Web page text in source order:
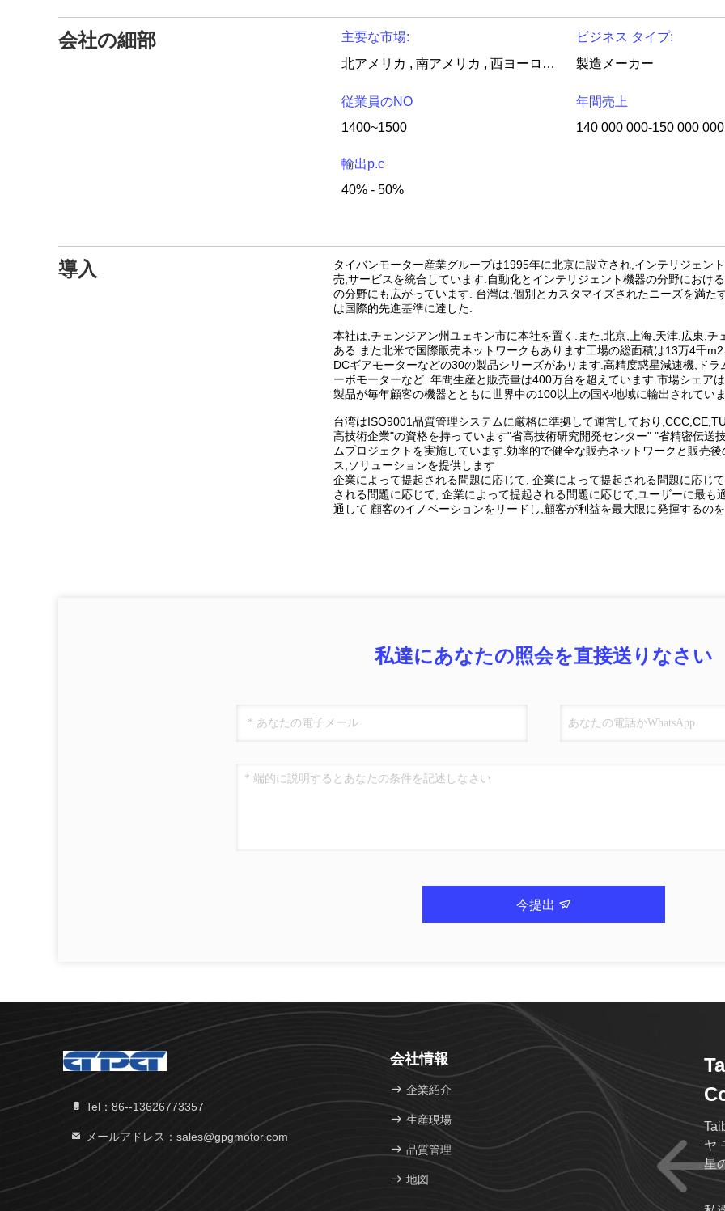
会社の細部
主要な市場:
北アメリカ , 南アメリカ , 西ヨーロッパ , 東ヨーロッパ , 東アジア , 南東アジア , 中東 , アフリカ , オセアニア , グローバル
ビジネス タイプ:
製造メーカー
従業員のNO
1400~1500
年間売上
140 000 000-150 000 000
輸出p.c
40% - 50%
導入
タイバンモーター産業グループは1995年に北京に設立され,インテリジェン
売,サービスを統合しています.自動化とインテリジェント機器の分野におけ
の分野にも広がっています. 台灣は,個別とカスタマイズされたニーズを満
は国際的先進基準に達した.
本社は,チェンジアン州ユェキン市に本社を置く.また,北京,上海,天津,広東,
ある.また北米で国際販売ネットワークもあります工場の総面積は13万4千
DCギアモーターなどの30の製品シリーズがあります.高精度惑星減速機,ド
ーボモーターなど. 年間生産と販売量は400万台を超えています.市場シェア
製品が毎年顧客の機器とともに世界中の100以上の国や地域に輸出されてい
台湾はISO9001品質管理システムに厳格に準拠して運営しており
高技術企業"の資格を持っています"省高技術研究開発センター" "省精密伝送
ムプロジェクトを実施しています.効率的で健全な販売ネットワークと販売
ス,ソリューションを提供します
企業によって提起される問題に応じて, 企業によって提起される問題に応じ
される問題に応じて, 企業によって提起される問題に応じて,ユーザーに最
通して 顧客のイノベーションをリードし,顧客が利益を最大限に発揮するの
私達にあなたの照会を直接送りなさい
今提出
Tel：86--13626773357
メールアドレス：sales@gpgmotor.com
会社情報
企業紹介
生産現場
品質管理
地図
ヤ
星